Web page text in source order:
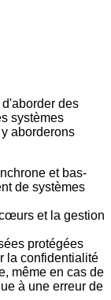
des
systèmes
aborderons
et bas-
de systèmes
et la gestion
protégées
la confidentialité
même en cas de
à une erreur de